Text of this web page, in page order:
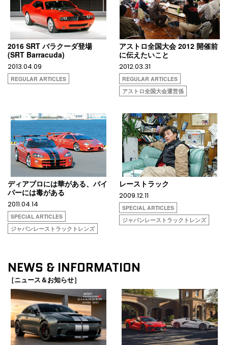
2016 SRT バラクーダ登場
(SRT Barracuda)
2013.04.09
REGULAR ARTICLES
アストロ全国大会 2012 開催前
に伝えたいこと
2012.03.31
REGULAR ARTICLES
アストロ全国大会運営係
ディアブロには華がある、バイ
パーには毒がある
2011.04.14
SPECIAL ARTICLES
ジャパンレーストラックトレンズ
レーストラック
2009.12.11
SPECIAL ARTICLES
ジャパンレーストラックトレンズ
NEWS & INFORMATION
［ニュース＆お知らせ］